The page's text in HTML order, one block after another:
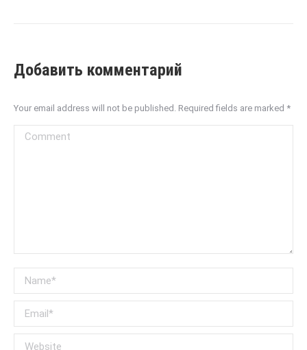
Добавить комментарий
Your email address will not be published. Required fields are marked *
Comment
Name *
Email *
Website